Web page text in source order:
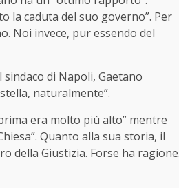
la caduta del suo governo”. Per
Noi invece, pur essendo del
di Napoli, Gaetano
naturalmente”.
era molto più alto” mentre
Quanto alla sua storia, il
della Giustizia. Forse ha ragione.